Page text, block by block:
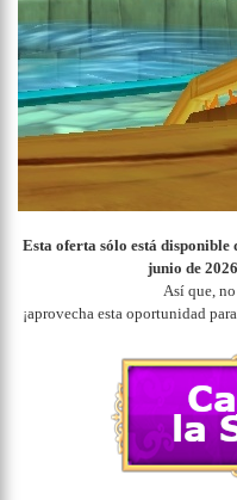
Esta oferta sólo está disponible
junio de
Así que,
¡aprovecha esta oportunidad